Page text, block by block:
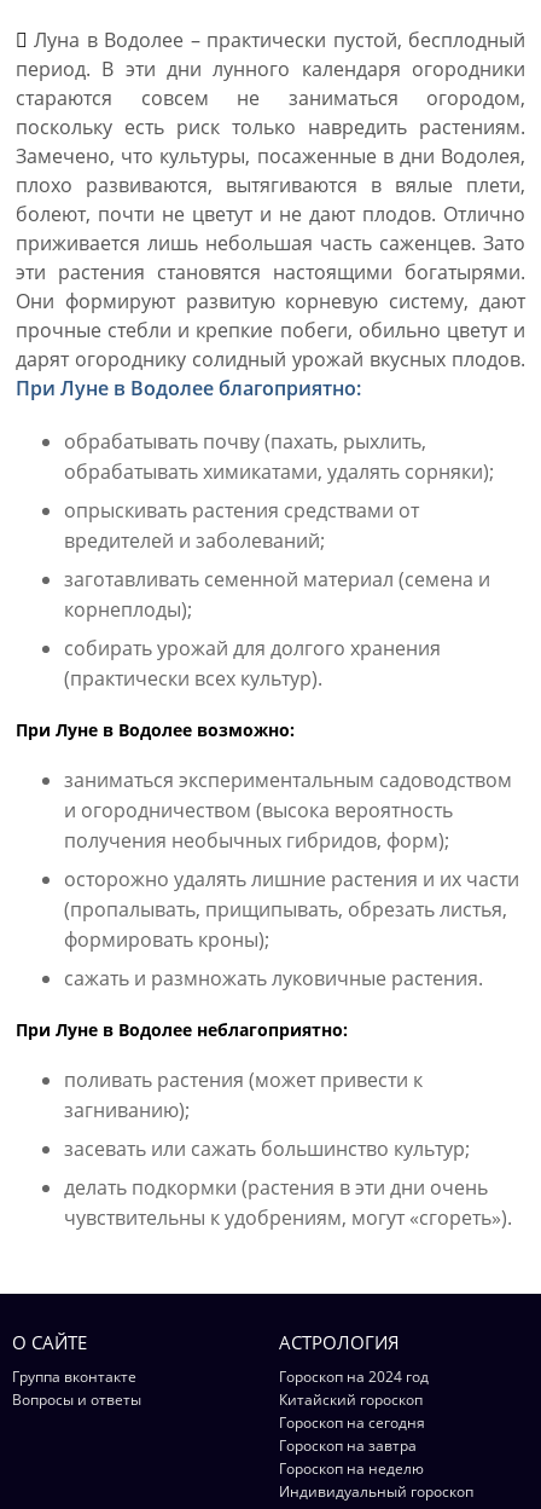
Луна в Водолее – практически пустой, бесплодный
период. В эти дни лунного календаря огородники
стараются совсем не заниматься огородом,
поскольку есть риск только навредить растениям.
Замечено, что культуры, посаженные в дни Водолея,
плохо развиваются, вытягиваются в вялые плети,
болеют, почти не цветут и не дают плодов. Отлично
приживается лишь небольшая часть саженцев. Зато
эти растения становятся настоящими богатырями.
Они формируют развитую корневую систему, дают
прочные стебли и крепкие побеги, обильно цветут и
дарят огороднику солидный урожай вкусных плодов.
При Луне в Водолее благоприятно:
обрабатывать почву (пахать, рыхлить,
обрабатывать химикатами, удалять сорняки);
опрыскивать растения средствами от
вредителей и заболеваний;
заготавливать семенной материал (семена и
корнеплоды);
собирать урожай для долгого хранения
(практически всех культур).
При Луне в Водолее возможно:
заниматься экспериментальным садоводством
и огородничеством (высока вероятность
получения необычных гибридов, форм);
осторожно удалять лишние растения и их части
(пропалывать, прищипывать, обрезать листья,
формировать кроны);
сажать и размножать луковичные растения.
При Луне в Водолее неблагоприятно:
поливать растения (может привести к
загниванию);
засевать или сажать большинство культур;
делать подкормки (растения в эти дни очень
чувствительны к удобрениям, могут «сгореть»).
О САЙТЕ
Группа вконтакте
Вопросы и ответы
АСТРОЛОГИЯ
Гороскоп на 2024 год
Китайский гороскоп
Гороскоп на сегодня
Гороскоп на завтра
Гороскоп на неделю
Индивидуальный гороскоп